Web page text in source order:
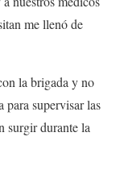
me llenó de
la brigada y no
para supervisar las
surgir durante la